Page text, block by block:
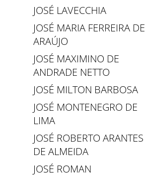
JOSÉ LAVECCHIA
JOSÉ MARIA FERREIRA DE
ARAÚJO
JOSÉ MAXIMINO DE
ANDRADE NETTO
JOSÉ MILTON BARBOSA
JOSÉ MONTENEGRO DE
LIMA
JOSÉ ROBERTO ARANTES
DE ALMEIDA
JOSÉ ROMAN